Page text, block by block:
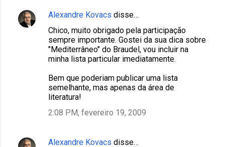
Alexandre Kovacs disse…
Chico, muito obrigado pela participação
sempre importante. Gostei da sua dica sobre
"Mediterrâneo" do Braudel, vou incluir na
minha lista particular imediatamente.
Bem que poderiam publicar uma lista
semelhante, mas apenas da área de
literatura!
2:08 PM, fevereiro 19, 2009
Alexandre Kovacs disse…